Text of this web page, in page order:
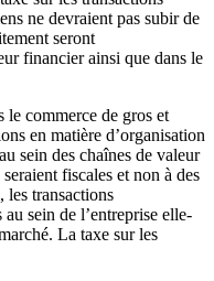
ne devraient pas subir de
seront
financier ainsi que dans le
le commerce de gros et
en matière d’organisation
sein des chaînes de valeur
fiscales et non à des
les transactions
sein de l’entreprise elle-
La taxe sur les